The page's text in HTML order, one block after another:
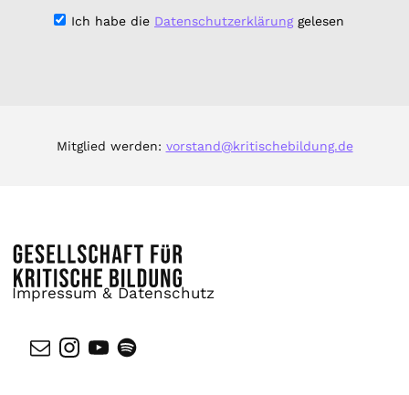
Ich habe die Datenschutzerklärunggelesen
Mitglied werden: vorstand@kritischebildung.de
Impressum & Datenschutz